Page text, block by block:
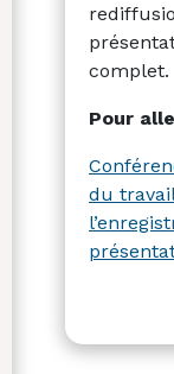
complet.
Pour
du